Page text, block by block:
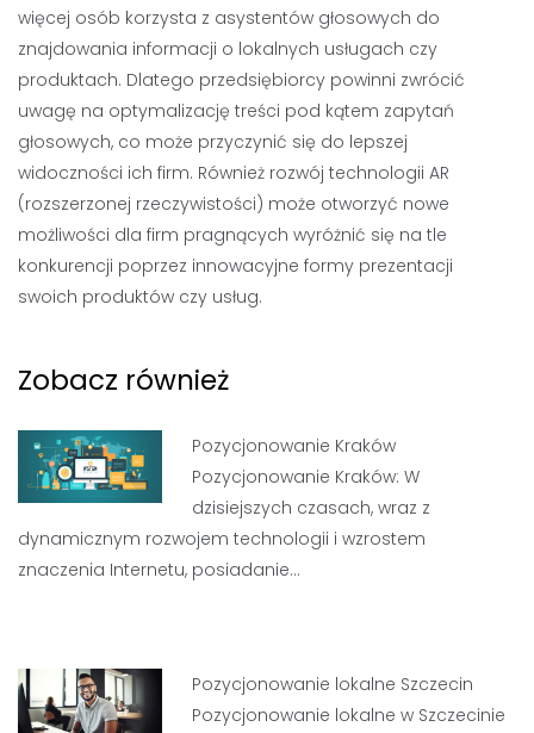
więcej osób korzysta z asystentów głosowych do
znajdowania informacji o lokalnych usługach czy
produktach. Dlatego przedsiębiorcy powinni zwrócić
uwagę na optymalizację treści pod kątem zapytań
głosowych, co może przyczynić się do lepszej
widoczności ich firm. Również rozwój technologii AR
(rozszerzonej rzeczywistości) może otworzyć nowe
możliwości dla firm pragnących wyróżnić się na tle
konkurencji poprzez innowacyjne formy prezentacji
swoich produktów czy usług.
Zobacz również
Pozycjonowanie Kraków
Pozycjonowanie Kraków: W
dzisiejszych czasach, wraz z
dynamicznym rozwojem technologii i wzrostem
znaczenia Internetu, posiadanie…
Pozycjonowanie lokalne Szczecin
Pozycjonowanie lokalne w Szczecinie